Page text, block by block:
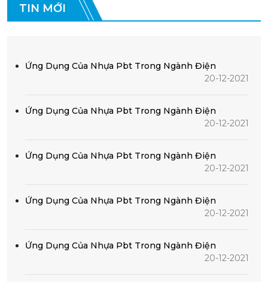
TIN MỚI
Ứng Dụng Của Nhựa Pbt Trong Ngành Điện
20-12-2021
Ứng Dụng Của Nhựa Pbt Trong Ngành Điện
20-12-2021
Ứng Dụng Của Nhựa Pbt Trong Ngành Điện
20-12-2021
Ứng Dụng Của Nhựa Pbt Trong Ngành Điện
20-12-2021
Ứng Dụng Của Nhựa Pbt Trong Ngành Điện
20-12-2021